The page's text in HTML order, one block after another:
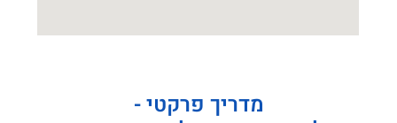
מדריך פרקטי -